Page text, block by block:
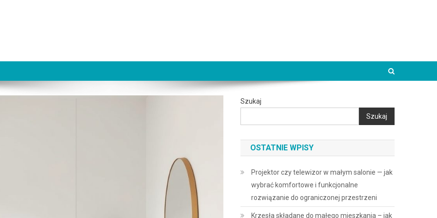
Szukaj
Szukaj
OSTATNIE WPISY
Projektor czy telewizor w małym salonie — jak
wybrać komfortowe i funkcjonalne
rozwiązanie do ograniczonej przestrzeni
Krzesła składane do małego mieszkania – jak